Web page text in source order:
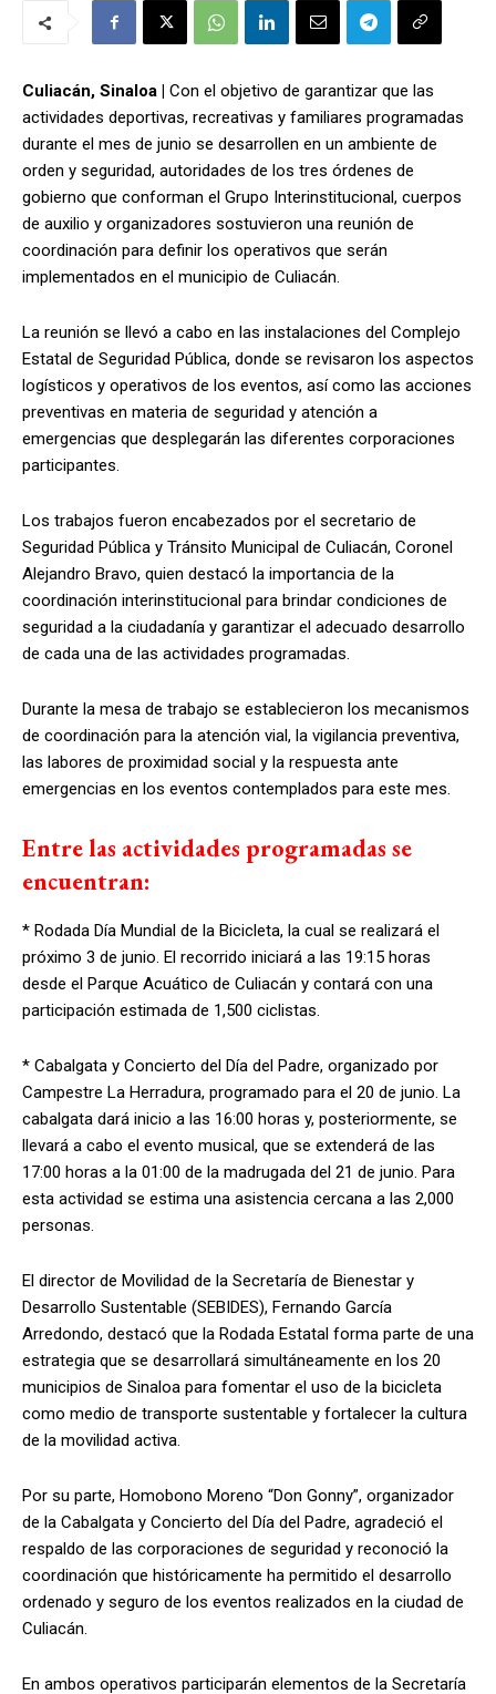
Culiacán, Sinaloa | Con el objetivo de garantizar que las
actividades deportivas, recreativas y familiares programadas
durante el mes de junio se desarrollen en un ambiente de
orden y seguridad, autoridades de los tres órdenes de
gobierno que conforman el Grupo Interinstitucional, cuerpos
de auxilio y organizadores sostuvieron una reunión de
coordinación para definir los operativos que serán
implementados en el municipio de Culiacán.
La reunión se llevó a cabo en las instalaciones del Complejo
Estatal de Seguridad Pública, donde se revisaron los aspectos
logísticos y operativos de los eventos, así como las acciones
preventivas en materia de seguridad y atención a
emergencias que desplegarán las diferentes corporaciones
participantes.
Los trabajos fueron encabezados por el secretario de
Seguridad Pública y Tránsito Municipal de Culiacán, Coronel
Alejandro Bravo, quien destacó la importancia de la
coordinación interinstitucional para brindar condiciones de
seguridad a la ciudadanía y garantizar el adecuado desarrollo
de cada una de las actividades programadas.
Durante la mesa de trabajo se establecieron los mecanismos
de coordinación para la atención vial, la vigilancia preventiva,
las labores de proximidad social y la respuesta ante
emergencias en los eventos contemplados para este mes.
Entre las actividades programadas se
encuentran:
* Rodada Día Mundial de la Bicicleta, la cual se realizará el
próximo 3 de junio. El recorrido iniciará a las 19:15 horas
desde el Parque Acuático de Culiacán y contará con una
participación estimada de 1,500 ciclistas.
* Cabalgata y Concierto del Día del Padre, organizado por
Campestre La Herradura, programado para el 20 de junio. La
cabalgata dará inicio a las 16:00 horas y, posteriormente, se
llevará a cabo el evento musical, que se extenderá de las
17:00 horas a la 01:00 de la madrugada del 21 de junio. Para
esta actividad se estima una asistencia cercana a las 2,000
personas.
El director de Movilidad de la Secretaría de Bienestar y
Desarrollo Sustentable (SEBIDES), Fernando García
Arredondo, destacó que la Rodada Estatal forma parte de una
estrategia que se desarrollará simultáneamente en los 20
municipios de Sinaloa para fomentar el uso de la bicicleta
como medio de transporte sustentable y fortalecer la cultura
de la movilidad activa.
Por su parte, Homobono Moreno “Don Gonny”, organizador
de la Cabalgata y Concierto del Día del Padre, agradeció el
respaldo de las corporaciones de seguridad y reconoció la
coordinación que históricamente ha permitido el desarrollo
ordenado y seguro de los eventos realizados en la ciudad de
Culiacán.
En ambos operativos participarán elementos de la Secretaría